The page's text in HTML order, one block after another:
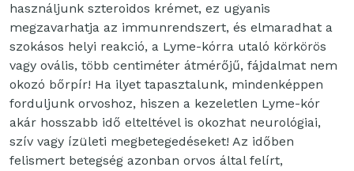
használjunk szteroidos krémet, ez ugyanis
megzavarhatja az immunrendszert, és elmaradhat a
szokásos helyi reakció, a Lyme-kórra utaló körkörös
vagy ovális, több centiméter átmérőjű, fájdalmat nem
okozó bőrpír! Ha ilyet tapasztalunk, mindenképpen
forduljunk orvoshoz, hiszen a kezeletlen Lyme-kór
akár hosszabb idő elteltével is okozhat neurológiai,
szív vagy ízületi megbetegedéseket! Az időben
felismert betegség azonban orvos által felírt,